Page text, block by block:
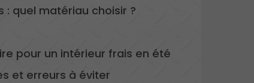
: quel matériau choisir ?
pour un intérieur frais en été
et erreurs à éviter